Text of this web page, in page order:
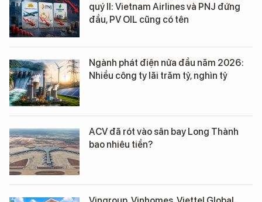
quý II: Vietnam Airlines và PNJ đứng
đầu, PV OIL cũng có tên
Ngành phát điện nửa đầu năm 2026:
Nhiều công ty lãi trăm tỷ, nghìn tỷ
ACV đã rót vào sân bay Long Thành
bao nhiêu tiền?